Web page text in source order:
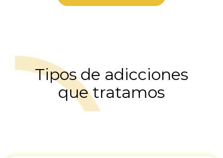
Tipos de adicciones
que tratamos